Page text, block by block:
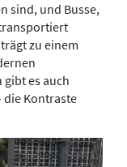
sind, und Busse,
zu einem
es auch
die Kontraste